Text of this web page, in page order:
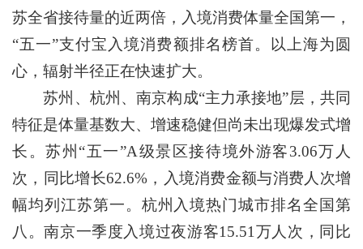
苏全省接待量的近两倍，入境消费体量全国第一，
“五一”支付宝入境消费额排名榜首。以上海为圆
心，辐射半径正在快速扩大。
苏州、杭州、南京构成“主力承接地”层，共同
特征是体量基数大、增速稳健但尚未出现爆发式增
长。苏州“五一”A级景区接待境外游客3.06万人
次，同比增长62.6%，入境消费金额与消费人次增
幅均列江苏第一。杭州入境热门城市排名全国第
八。南京一季度入境过夜游客15.51万人次，同比